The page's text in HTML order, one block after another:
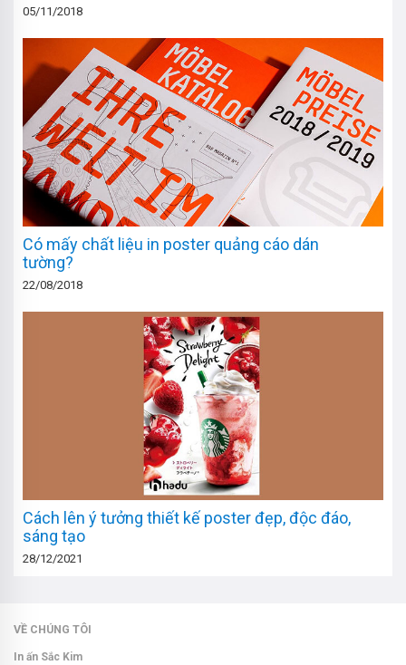
05/11/2018
Có mấy chất liệu in poster quảng cáo dán
tường?
22/08/2018
Cách lên ý tưởng thiết kế poster đẹp, độc đáo,
sáng tạo
28/12/2021
VỀ CHÚNG TÔI
In ấn Sắc Kim